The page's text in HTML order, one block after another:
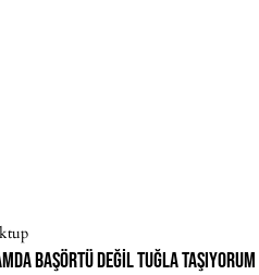
başörtü değil tuğla taşıyorum